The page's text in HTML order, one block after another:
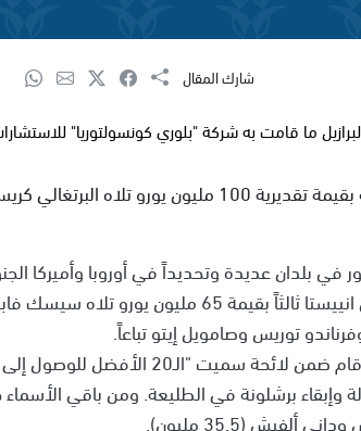
شارك المقال
ما قامت به شركة "بلوري كونسولتوريا"
وجاء في التصنيف الأرجنتيني ليونيل ميسي على رأس القائمة بقيمة تقديرية 100 مليون يورو تلاه
بلدان عديدة وتحديداً في أوروبا وأميركا
توريس وصامويل إيتو تباعاً.
وبهذا يكون فريق خوسيب غوارديولا قد هيمن على عالم الأرقام ضمن لائحة سميت
وإبقاء برشلونة في الطليعة. ومن باقي